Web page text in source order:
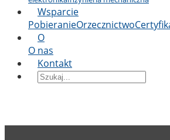
Wsparcie
PobieranieOrzecznictwo
O
O nas
Kontakt